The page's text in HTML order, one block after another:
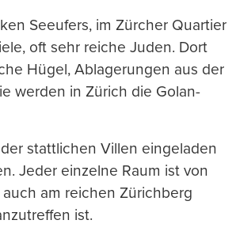
Seeufers, im Zürcher Quartier
oft sehr reiche Juden. Dort
Hügel, Ablagerungen aus der
werden in Zürich die Golan-
stattlichen Villen eingeladen
Jeder einzelne Raum ist von
am reichen Zürichberg
ist.